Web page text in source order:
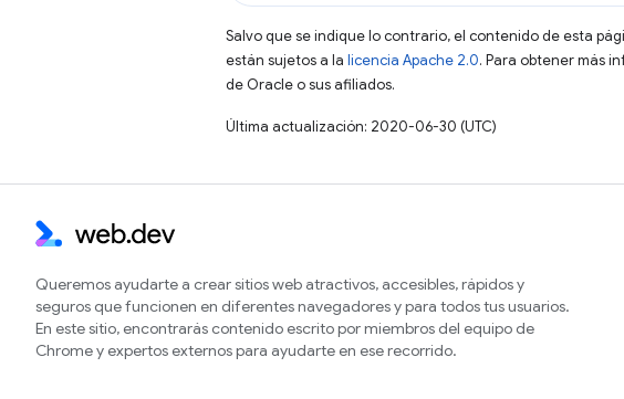
Salvo que se indique lo contrario, el contenido de esta
están sujetos a la licencia Apache 2.0. Para obtener más
de Oracle o sus afiliados.
Última actualización: 2020-06-30 (UTC)
Queremos ayudarte a crear sitios web atractivos, accesibles, rápidos y
seguros que funcionen en diferentes navegadores y para todos tus usuarios.
En este sitio, encontrarás contenido escrito por miembros del equipo de
Chrome y expertos externos para ayudarte en ese recorrido.